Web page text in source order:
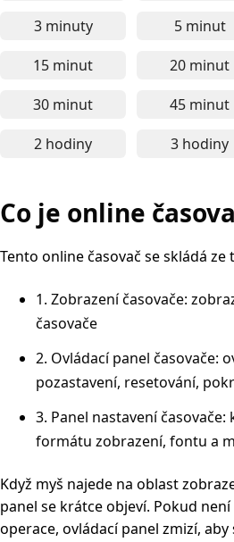
3 minuty
3minutový online
5 minut
15 minut
20 minut
30 minut
45 minut
2 hodiny
2hodinový online
3 hodiny
Co je online
Tento online časovač se skládá ze
1. Zobrazení časovače:
časovače
2. Ovládací panel časovače:
pozastavení, resetování,
3. Panel nastavení
formátu zobrazení, fontu a
Když myš najede na oblast
panel se krátce objeví. Pokud
operace, ovládací panel zmizí,